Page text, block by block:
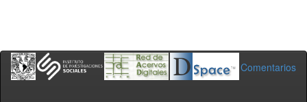
Comentarios